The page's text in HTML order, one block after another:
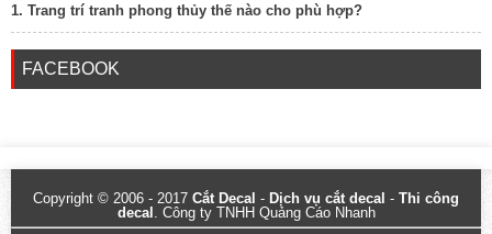
1. Trang trí tranh phong thủy thế nào cho phù hợp?
FACEBOOK
Copyright © 2006 - 2017 Cắt Decal - Dịch vụ cắt decal - Thi công
decal . Công ty TNHH Quảng Cáo Nhanh